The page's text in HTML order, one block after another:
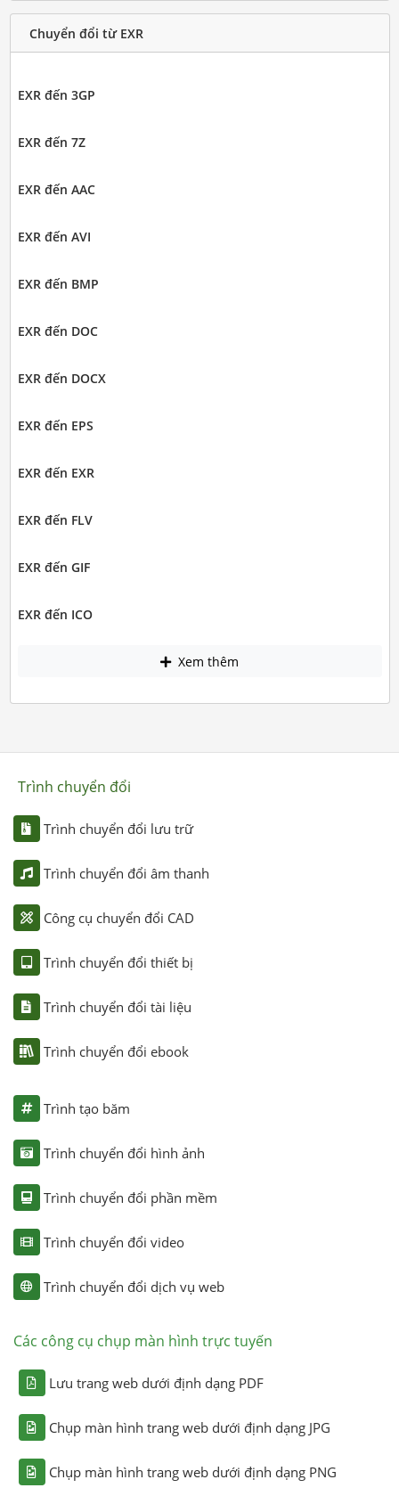
Chuyển đổi từ EXR
EXR đến 3GP
EXR đến 7Z
EXR đến AAC
EXR đến AVI
EXR đến BMP
EXR đến DOC
EXR đến DOCX
EXR đến EPS
EXR đến EXR
EXR đến FLV
EXR đến GIF
EXR đến ICO
Xem thêm
Trình chuyển đổi
Trình chuyển đổi lưu trữ
Trình chuyển đổi âm thanh
Công cụ chuyển đổi CAD
Trình chuyển đổi thiết bị
Trình chuyển đổi tài liệu
Trình chuyển đổi ebook
Trình tạo băm
Trình chuyển đổi hình ảnh
Trình chuyển đổi phần mềm
Trình chuyển đổi video
Trình chuyển đổi dịch vụ web
Các công cụ chụp màn hình trực tuyến
Lưu trang web dưới định dạng PDF
Chụp màn hình trang web dưới định dạng JPG
Chụp màn hình trang web dưới định dạng PNG